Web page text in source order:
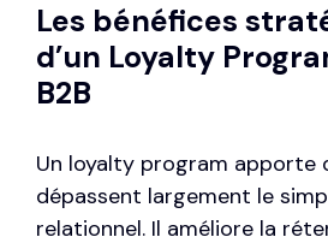
Les bénéfices
d’un Loyalty
B2B
Un loyalty program apporte
dépassent largement le
relationnel. Il améliore la